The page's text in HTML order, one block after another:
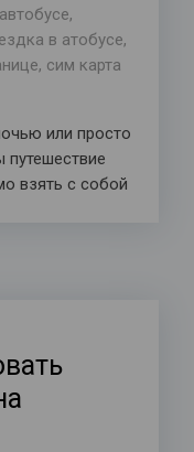
,
в атобусе,
, сим карта
или просто
путешествие
взять с собой